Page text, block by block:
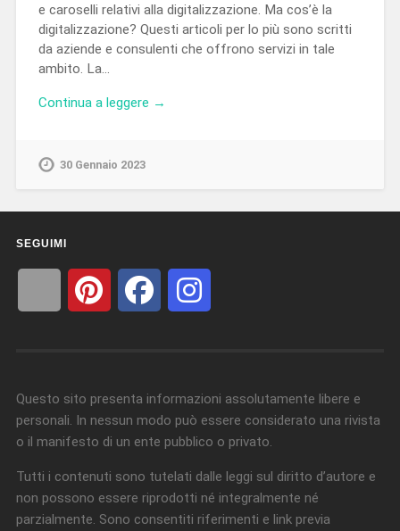
e caroselli relativi alla digitalizzazione. Ma cos’è la
digitalizzazione? Questi articoli per lo più sono scritti
da aziende e consulenti che offrono servizi in tale
ambito. La…
Continua a leggere →
30 Gennaio 2023
SEGUIMI
Questo sito presenta informazioni assolutamente libere e
personali. In nessun modo può essere considerato una rivista
o il manifesto di un ente pubblico o privato.
Tutti i contenuti sono tutelati dalle leggi sul diritto d’autore e
non possono essere riprodotti né integralmente né
parzialmente. Sono consentiti riferimenti e link previa